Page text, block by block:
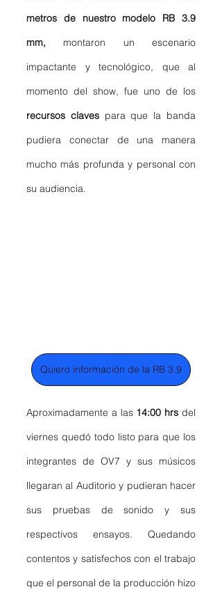
metros de nuestro modelo RB 3.9
mm, montaron un escenario
impactante y tecnológico, que al
recursos claves para que la banda
pudiera conectar de una manera
mucho más profunda y personal con
su audiencia.
Quiero información de la RB 3.9
Aproximadamente a las 14:00 hrs del
viernes quedó todo listo para que los
integrantes de OV7 y sus músicos
llegaran al Auditorio y pudieran hacer
sus pruebas de sonido y sus
respectivos ensayos. Quedando
contentos y satisfechos con el trabajo